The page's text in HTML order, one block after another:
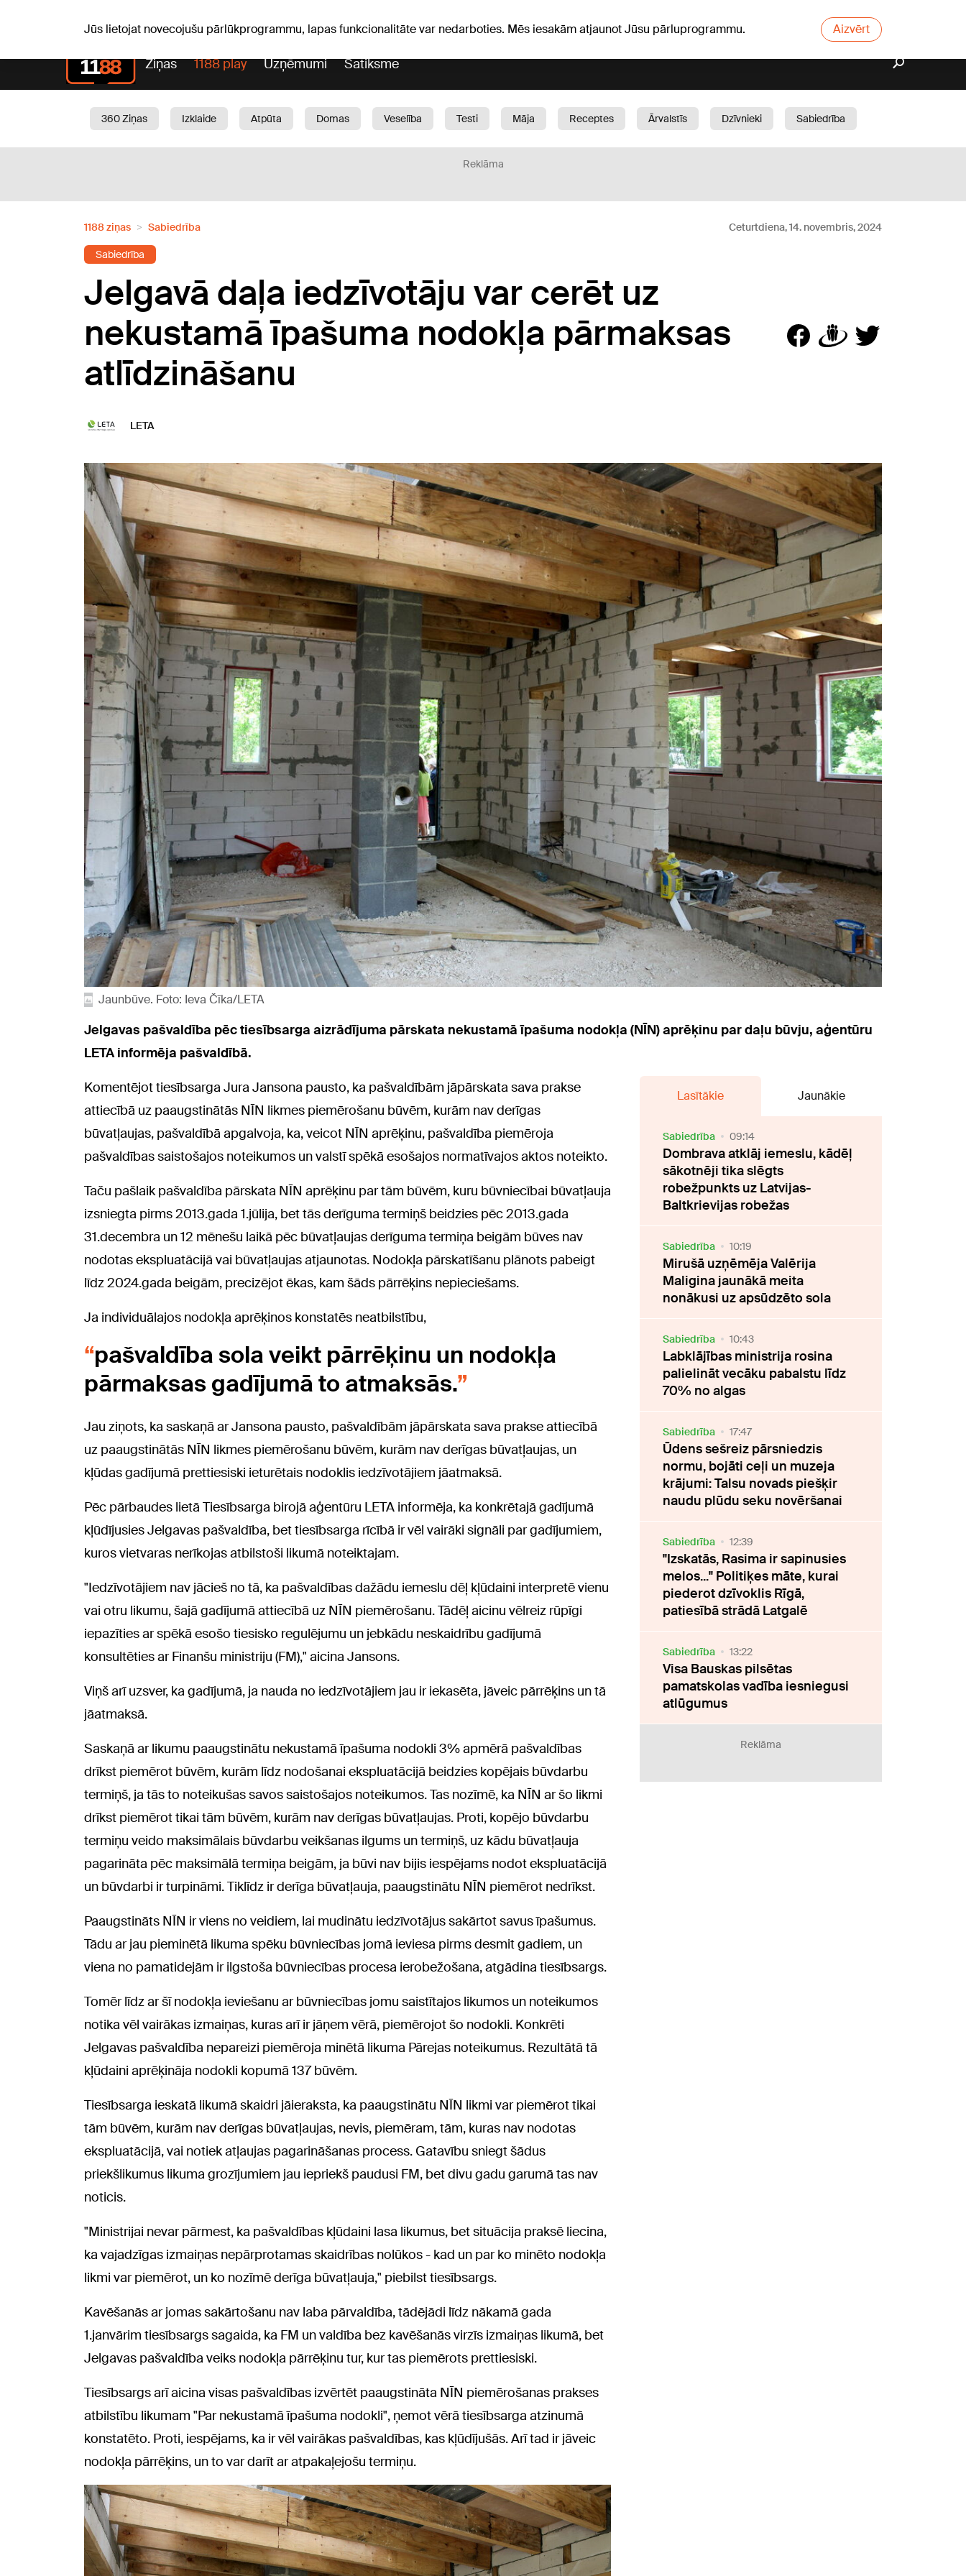
Jūs lietojat novecojušu pārlūkprogrammu, lapas funkcionalitāte var nedarboties. Mēs iesakām atjaunot Jūsu pārluprogrammu. Aizvērt
Ziņas 1188 play Uzņēmumi Satiksme
360 Ziņas Izklaide Atpūta Domas Veselība Testi Māja Receptes Ārvalstīs Dzīvnieki
Sabiedrība
Reklāma
1188 ziņas Sabiedrība Ceturtdiena, 14. novembris, 2024
Sabiedrība
Jelgavā daļa iedzīvotāju var cerēt uz
nekustamā īpašuma nodokļa pārmaksas
atlīdzināšanu
LETA
Jaunbūve. Foto: Ieva Čīka/LETA
Jelgavas pašvaldība pēc tiesībsarga aizrādījuma pārskata nekustamā īpašuma nodokļa (NĪN) aprēķinu par daļu būvju, aģentūru
LETA informēja pašvaldībā.
Komentējot tiesībsarga Jura Jansona pausto, ka pašvaldībām jāpārskata sava prakse
attiecībā uz paaugstinātās NĪN likmes piemērošanu būvēm, kurām nav derīgas
būvatļaujas, pašvaldībā apgalvoja, ka, veicot NĪN aprēķinu, pašvaldība piemēroja
pašvaldības saistošajos noteikumos un valstī spēkā esošajos normatīvajos aktos noteikto.
Taču pašlaik pašvaldība pārskata NĪN aprēķinu par tām būvēm, kuru būvniecībai būvatļauja
izsniegta pirms 2013.gada 1.jūlija, bet tās derīguma termiņš beidzies pēc 2013.gada
31.decembra un 12 mēnešu laikā pēc būvatļaujas derīguma termiņa beigām būves nav
nodotas ekspluatācijā vai būvatļaujas atjaunotas. Nodokļa pārskatīšanu plānots pabeigt
līdz 2024.gada beigām, precizējot ēkas, kam šāds pārrēķins nepieciešams.
Ja individuālajos nodokļa aprēķinos konstatēs neatbilstību,
pašvaldība sola veikt pārrēķinu un nodokļa
pārmaksas gadījumā to atmaksās.
Jau ziņots, ka saskaņā ar Jansona pausto, pašvaldībām jāpārskata sava prakse attiecībā
uz paaugstinātās NĪN likmes piemērošanu būvēm, kurām nav derīgas būvatļaujas, un
kļūdas gadījumā prettiesiski ieturētais nodoklis iedzīvotājiem jāatmaksā.
Pēc pārbaudes lietā Tiesībsarga birojā aģentūru LETA informēja, ka konkrētajā gadījumā
kļūdījusies Jelgavas pašvaldība, bet tiesībsarga rīcībā ir vēl vairāki signāli par gadījumiem,
kuros vietvaras nerīkojas atbilstoši likumā noteiktajam.
"Iedzīvotājiem nav jācieš no tā, ka pašvaldības dažādu iemeslu dēļ kļūdaini interpretē vienu
vai otru likumu, šajā gadījumā attiecībā uz NĪN piemērošanu. Tādēļ aicinu vēlreiz rūpīgi
iepazīties ar spēkā esošo tiesisko regulējumu un jebkādu neskaidrību gadījumā
konsultēties ar Finanšu ministriju (FM)," aicina Jansons.
Viņš arī uzsver, ka gadījumā, ja nauda no iedzīvotājiem jau ir iekasēta, jāveic pārrēķins un tā
jāatmaksā.
Saskaņā ar likumu paaugstinātu nekustamā īpašuma nodokli 3% apmērā pašvaldības
drīkst piemērot būvēm, kurām līdz nodošanai ekspluatācijā beidzies kopējais būvdarbu
termiņš, ja tās to noteikušas savos saistošajos noteikumos. Tas nozīmē, ka NĪN ar šo likmi
drīkst piemērot tikai tām būvēm, kurām nav derīgas būvatļaujas. Proti, kopējo būvdarbu
termiņu veido maksimālais būvdarbu veikšanas ilgums un termiņš, uz kādu būvatļauja
pagarināta pēc maksimālā termiņa beigām, ja būvi nav bijis iespējams nodot ekspluatācijā
un būvdarbi ir turpināmi. Tiklīdz ir derīga būvatļauja, paaugstinātu NĪN piemērot nedrīkst.
Paaugstināts NĪN ir viens no veidiem, lai mudinātu iedzīvotājus sakārtot savus īpašumus.
Tādu ar jau pieminētā likuma spēku būvniecības jomā ieviesa pirms desmit gadiem, un
viena no pamatidejām ir ilgstoša būvniecības procesa ierobežošana, atgādina tiesībsargs.
Tomēr līdz ar šī nodokļa ieviešanu ar būvniecības jomu saistītajos likumos un noteikumos
notika vēl vairākas izmaiņas, kuras arī ir jāņem vērā, piemērojot šo nodokli. Konkrēti
Jelgavas pašvaldība nepareizi piemēroja minētā likuma Pārejas noteikumus. Rezultātā tā
kļūdaini aprēķināja nodokli kopumā 137 būvēm.
Tiesībsarga ieskatā likumā skaidri jāieraksta, ka paaugstinātu NĪN likmi var piemērot tikai
tām būvēm, kurām nav derīgas būvatļaujas, nevis, piemēram, tām, kuras nav nodotas
ekspluatācijā, vai notiek atļaujas pagarināšanas process. Gatavību sniegt šādus
priekšlikumus likuma grozījumiem jau iepriekš paudusi FM, bet divu gadu garumā tas nav
noticis.
"Ministrijai nevar pārmest, ka pašvaldības kļūdaini lasa likumus, bet situācija praksē liecina,
ka vajadzīgas izmaiņas nepārprotamas skaidrības nolūkos - kad un par ko minēto nodokļa
likmi var piemērot, un ko nozīmē derīga būvatļauja," piebilst tiesībsargs.
Kavēšanās ar jomas sakārtošanu nav laba pārvaldība, tādējādi līdz nākamā gada
1.janvārim tiesībsargs sagaida, ka FM un valdība bez kavēšanās virzīs izmaiņas likumā, bet
Jelgavas pašvaldība veiks nodokļa pārrēķinu tur, kur tas piemērots prettiesiski.
Tiesībsargs arī aicina visas pašvaldības izvērtēt paaugstināta NĪN piemērošanas prakses
atbilstību likumam "Par nekustamā īpašuma nodokli", ņemot vērā tiesībsarga atzinumā
konstatēto. Proti, iespējams, ka ir vēl vairākas pašvaldības, kas kļūdījušās. Arī tad ir jāveic
nodokļa pārrēķins, un to var darīt ar atpakaļejošu termiņu.
Lasītākie Jaunākie
Sabiedrība 09:14
Dombrava atklāj iemeslu, kādēļ
sākotnēji tika slēgts
robežpunkts uz Latvijas-
Baltkrievijas robežas
Sabiedrība 10:19
Mirušā uzņēmēja Valērija
Maligina jaunākā meita
nonākusi uz apsūdzēto sola
Sabiedrība 10:43
Labklājības ministrija rosina
palielināt vecāku pabalstu līdz
70% no algas
Sabiedrība 17:47
Ūdens sešreiz pārsniedzis
normu, bojāti ceļi un muzeja
krājumi: Talsu novads piešķir
naudu plūdu seku novēršanai
Sabiedrība 12:39
"Izskatās, Rasima ir sapinusies
melos..." Politiķes māte, kurai
piederot dzīvoklis Rīgā,
patiesībā strādā Latgalē
Sabiedrība 13:22
Visa Bauskas pilsētas
pamatskolas vadība iesniegusi
atlūgumus
Reklāma